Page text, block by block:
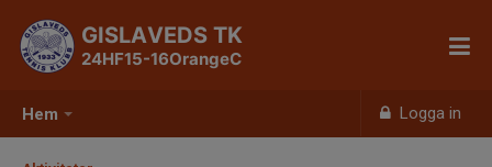
Hem Logga in
GISLAVEDS TK
24HF15-16OrangeC